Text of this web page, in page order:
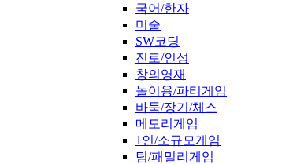
국어/한자
미술
SW코딩
진로/인성
창의영재
놀이용/파티게임
바둑/장기/체스
메모리게임
1인/소규모게임
팀/패밀리게임